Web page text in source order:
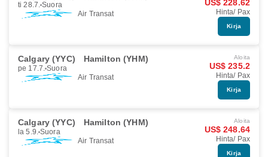
ti 28.7. Suora
Air Transat
US$ 228.62
Hinta/ Pax
Kirja
Calgary (YYC) Hamilton (YHM)
pe 17.7. Suora
Air Transat
Aloita
US$ 235.2
Hinta/ Pax
Kirja
Calgary (YYC) Hamilton (YHM)
la 5.9. Suora
Air Transat
Aloita
US$ 248.64
Hinta/ Pax
Kirja